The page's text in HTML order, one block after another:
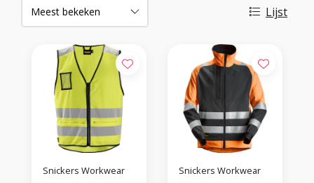
Lijst
Snickers Workwear Snickers Workwear